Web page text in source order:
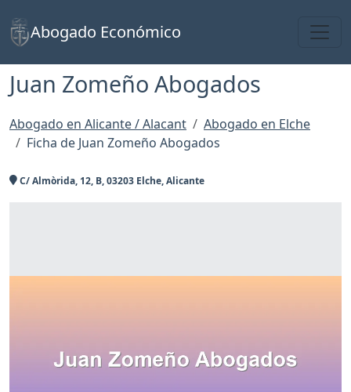
Abogado Económico
Juan Zomeño Abogados
Abogado en Alicante / Alacant
Abogado en Elche
Ficha de Juan Zomeño Abogados
C/ Almòrida, 12, B, 03203 Elche, Alicante